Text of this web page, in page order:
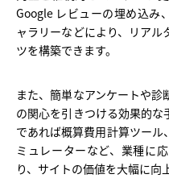
Google レビューの埋め込み
ャラリーなどにより、リア
ツを構築できます。
また、簡単なアンケートや
の関心を引きつける効果的
であれば概算費用計算ツー
ミュレーターなど、業種に
り、サイトの価値を大幅に向